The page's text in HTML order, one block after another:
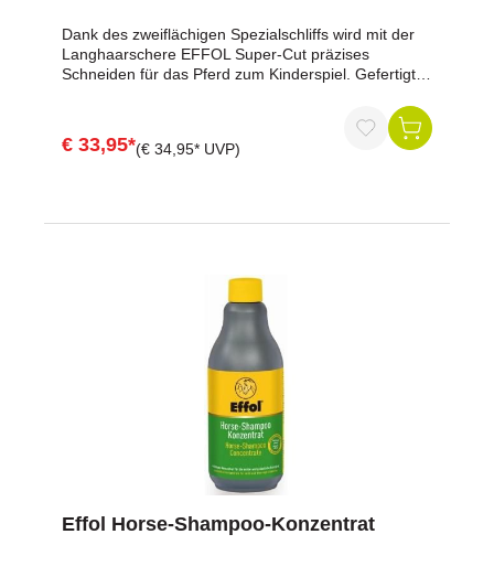
Dank des zweiflächigen Spezialschliffs wird mit der
Langhaarschere EFFOL Super-Cut präzises
Schneiden für das Pferd zum Kinderspiel. Gefertigt
anspruchsvolle Einsätze bei kräftigem und robustem
Pferdehaar jederzeit präzise in der Anwendung.
€ 33,95*(€ 34,95* UVP)
Effol Horse-Shampoo-Konzentrat